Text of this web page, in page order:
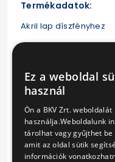
Termékadatok:
Akril lap díszfényhez
Mérete: kb. 9 cm x
3800 Ft
Ez a weboldal
használ
Ön a BKV Zrt. weboldalát
használja.Weboldalunk
tárolhat vagy gyűjthet be
amit az oldal sütik
információk